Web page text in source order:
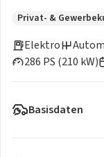
Privat- &
Elektro
286 PS (210 kW)
Basisdaten